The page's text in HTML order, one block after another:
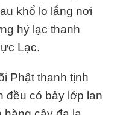
khổ lo lắng nơi
hỷ lạc thanh
Lạc.
Phật thanh tịnh
đều có bảy lớp lan